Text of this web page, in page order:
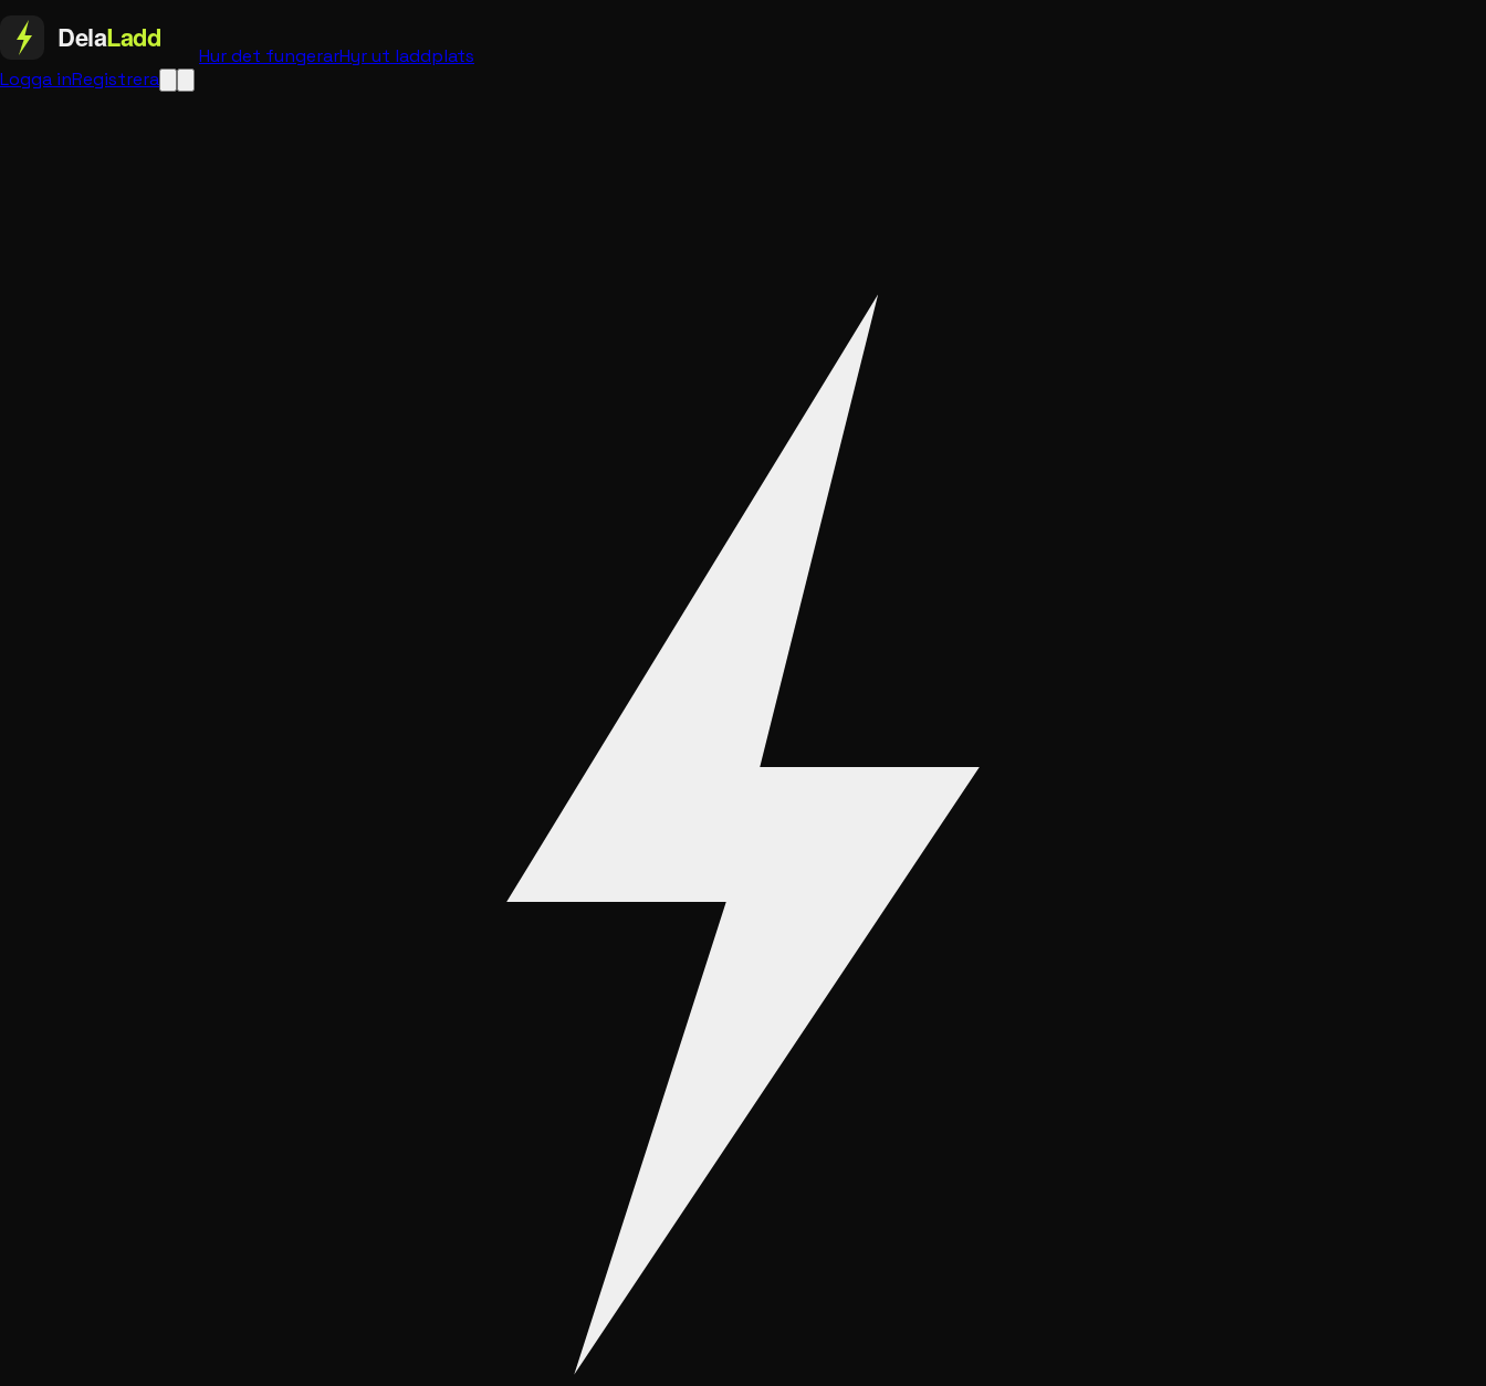
Hur det fungerarHyr ut laddplats
Logga inRegistrera